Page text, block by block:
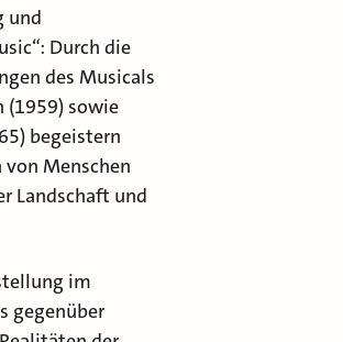
und
Durch die
des Musicals
(1959) sowie
begeistern
Menschen
Landschaft und
im
gegenüber